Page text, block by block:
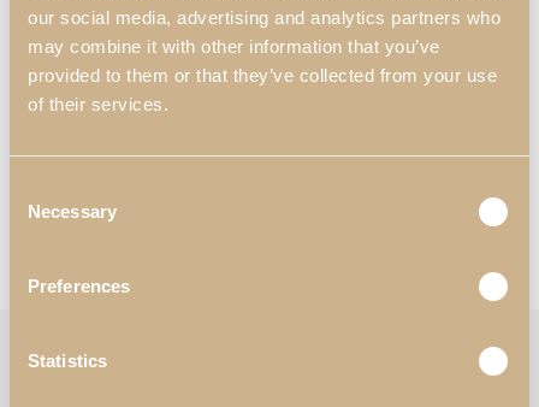
our social media, advertising and analytics partners who
may combine it with other information that you’ve
provided to them or that they’ve collected from your use
of their services.
Selection
Necessary
Preferences
Statistics
Extensible: 2900 mm x 1100 mm x 780 mm.
Materiales y Acabados
N55 – Blanco Satinado Alto Brillo;
N24 – Tierra Metálica.
Solicitar Información